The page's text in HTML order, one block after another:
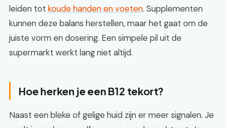
leiden tot koude handen en voeten. Supplementen
kunnen deze balans herstellen, maar het gaat om de
juiste vorm en dosering. Een simpele pil uit de
supermarkt werkt lang niet altijd.
Hoe herken je een B12 tekort?
Naast een bleke of gelige huid zijn er meer signalen. Je